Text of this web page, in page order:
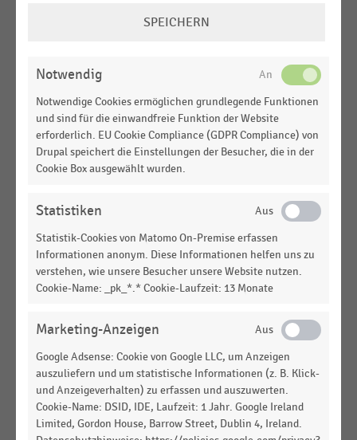
Wichtigste Faktoren zur Bewertung der
Deutschland (2023)
DEUTSCHSPRACHIGER EINZELHANDEL|STATISTIK
Bewertung von Click & Meet als
Öffnungsalternative während des Lockdowns in
Deutschland (1. Quartal 2021)
Bewertung von Click & Collect als
Öffnungsalternative während des Lockdowns in
Deutschland (1. Quartal 2021)
SHOPPING-CENTER|STATISTIK
Standortfaktoren bei Anmietung von Ladenflächen
Standortfaktoren bei Anmietung von Ladenflächen
in einem Shopping-Center (2014)
DEUTSCHSPRACHIGER EINZELHANDEL|STATISTIK
Standortpolitik im stationären Einzelhandel in
SPEICHERN
Notwendig
Notwendige Cookies ermöglichen grundlegende Funktionen
und sind für die einwandfreie Funktion der Website
erforderlich. EU Cookie Compliance (GDPR Compliance) von
Drupal speichert die Einstellungen der Besucher, die in der
Cookie Box ausgewählt wurden.
Statistiken
Statistik-Cookies von Matomo On-Premise erfassen
Informationen anonym. Diese Informationen helfen uns zu
verstehen, wie unsere Besucher unsere Website nutzen.
Cookie-Name: _pk_*.* Cookie-Laufzeit: 13 Monate
Marketing-Anzeigen
Google Adsense: Cookie von Google LLC, um Anzeigen
auszuliefern und um statistische Informationen (z. B. Klick-
und Anzeigeverhalten) zu erfassen und auszuwerten.
Cookie-Name: DSID, IDE, Laufzeit: 1 Jahr. Google Ireland
Limited, Gordon House, Barrow Street, Dublin 4, Ireland.